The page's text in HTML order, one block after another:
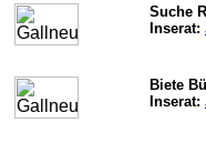
Suche
Inserat:
Biete
Inserat: